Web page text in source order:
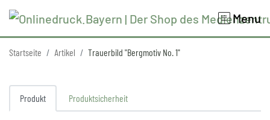
Menu
Startseite Artikel Trauerbild "Bergmotiv No. 1"
Produkt Produktsicherheit